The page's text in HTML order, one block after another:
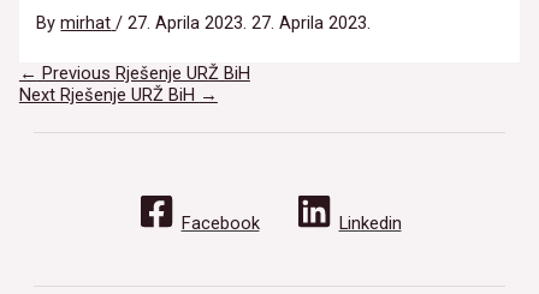
Bymirhat /27. Aprila 2023. 27. Aprila 2023.
Navigacija
članaka
← Previous Rješenje URŽ BiH
Next Rješenje URŽ BiH →
Facebook Linkedin